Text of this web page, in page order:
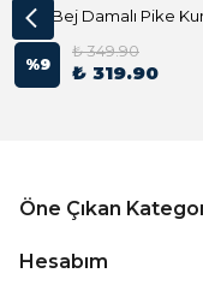
Açık Bej Damalı Pike
%9
₺ 349.90
₺ 319.90
Öne Çıkan
Hesabım